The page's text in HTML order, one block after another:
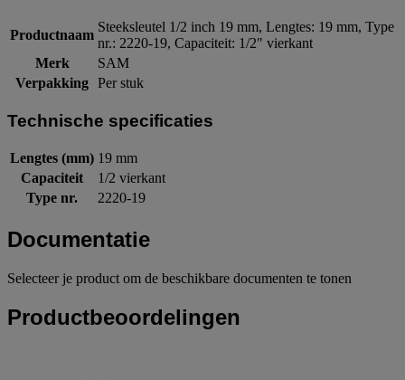
Productnaam
Steeksleutel 1/2 inch 19 mm, Lengtes: 19 mm, Type
nr.: 2220-19, Capaciteit: 1/2" vierkant
Merk
SAM
Verpakking Per stuk
Technische specificaties
Lengtes (mm) 19 mm
Capaciteit
1/2 vierkant
Type nr.
2220-19
Documentatie
Selecteer je product om de beschikbare documenten te tonen
Productbeoordelingen